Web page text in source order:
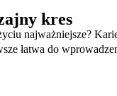
kres
najważniejsze?
łatwa do